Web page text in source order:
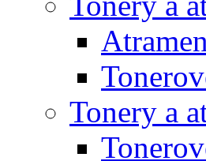
Tonery a